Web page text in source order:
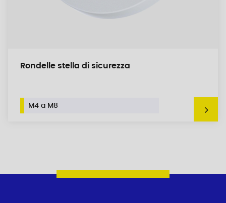
Rondelle stella di sicurezza
M4 a M8